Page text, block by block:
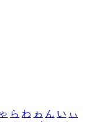
ゃ ら わ ゎ ん い ぃ